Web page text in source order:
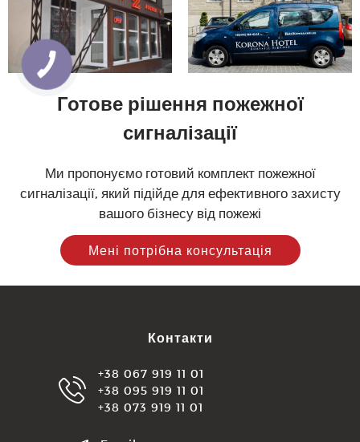
Готове рішення пожежної
сигналізації
Ми пропонуємо готовий комплект пожежної
сигналізації, який підійде для ефективного захисту
вашого бізнесу від пожежі
Мені потрібна консультація
Контакти
+38 067 919 11 01
+38 095 919 11 01
+38 073 919 11 01